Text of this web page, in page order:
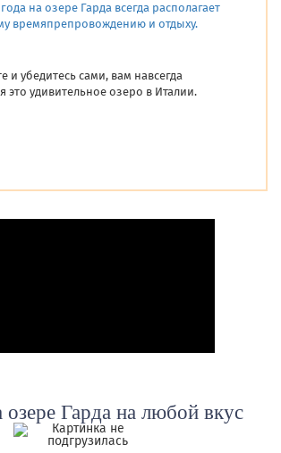
на озере Гарда всегда располагает
времяпрепровождению и отдыху.
и убедитесь сами, вам навсегда
это удивительное озеро в Италии.
Гарда на любой вкус